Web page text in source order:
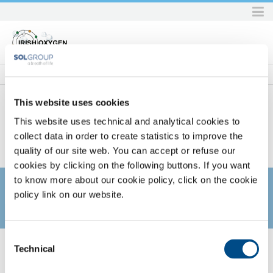
This website uses cookies
This website uses technical and analytical cookies to
collect data in order to create statistics to improve the
quality of our site web. You can accept or refuse our
cookies by clicking on the following buttons. If you want
to know more about our cookie policy, click on the cookie
policy link on our website.
Selection
Technical
to
navigation
Home SOL per la sanità Servizi
Servizi biomedicali
Corsi di formazione per la clientela
SOL PER LA SANITÀ
Un servizio consolidato che riscuote sempre il gradimento della
clientela. Oggi una proposta differenziata per ciascuna delle